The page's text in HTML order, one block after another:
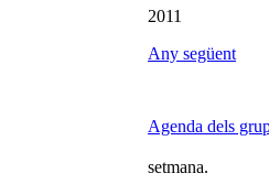
2011
Any següent
Agenda dels
setmana.